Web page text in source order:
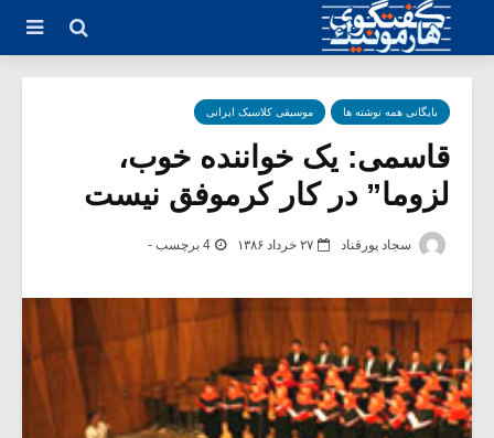
بایگانی همه نوشته ها موسیقی کلاسیک ایرانی
قاسمی: یک خواننده خوب،
لزوما” در کار کرموفق نیست
سجاد پورقناد ۲۷ خرداد ۱۳۸۶ 4 برچسب -